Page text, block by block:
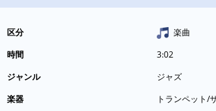
区分
楽曲
時間
3:02
ジャンル
ジャズ
楽器
トランペット/